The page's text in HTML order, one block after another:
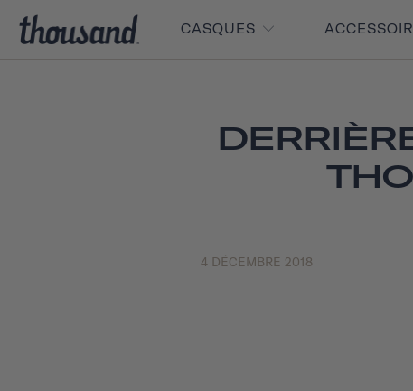
CASQUES
4 DÉCEMBRE 2018